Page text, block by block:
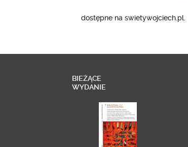
dostępne na swietywojciech.pl.
BIEŻĄCE
WYDANIE